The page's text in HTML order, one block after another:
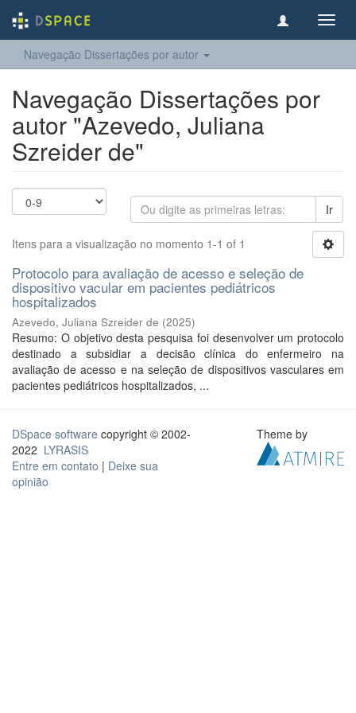
Navegação Dissertações por autor
Navegação Dissertações por
autor "Azevedo, Juliana
Szreider de"
Ir
Itens para a visualização no momento 1-1 of 1
Protocolo para avaliação de acesso e seleção de
dispositivo vacular em pacientes pediátricos
hospitalizados
Azevedo, Juliana Szreider de (2025)
Resumo: O objetivo desta pesquisa foi desenvolver um protocolo
destinado a subsidiar a decisão clínica do enfermeiro na
avaliação de acesso e na seleção de dispositivos vasculares em
pacientes pediátricos hospitalizados, ...
DSpace software copyright © 2002-
2022 LYRASIS
Entre em contato | Deixe sua
opinião
Theme by